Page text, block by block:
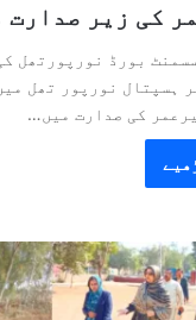
کی زیر صدارت
بورڈ نورپورتھل
ہسپتال نورپور تھل
کی صدارت میں…